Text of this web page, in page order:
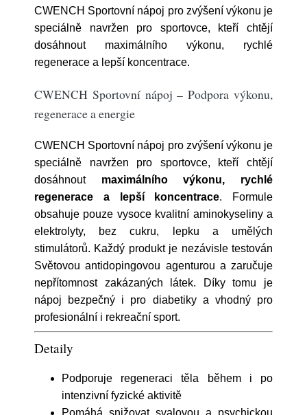
CWENCH Sportovní nápoj pro zvýšení výkonu je
speciálně navržen pro sportovce, kteří chtějí
dosáhnout maximálního výkonu, rychlé
regenerace a lepší koncentrace.
CWENCH Sportovní nápoj – Podpora výkonu,
regenerace a energie
CWENCH Sportovní nápoj pro zvýšení výkonu je
speciálně navržen pro sportovce, kteří chtějí
dosáhnout maximálního výkonu, rychlé
regenerace a lepší koncentrace. Formule
obsahuje pouze vysoce kvalitní aminokyseliny a
elektrolyty, bez cukru, lepku a umělých
stimulátorů. Každý produkt je nezávisle testován
Světovou antidopingovou agenturou a zaručuje
nepřítomnost zakázaných látek. Díky tomu je
nápoj bezpečný i pro diabetiky a vhodný pro
profesionální i rekreační sport.
Detaily
Podporuje regeneraci těla během i po
intenzivní fyzické aktivitě
Pomáhá snižovat svalovou a psychickou